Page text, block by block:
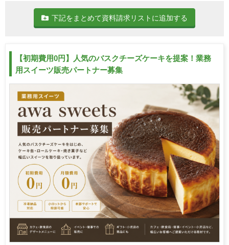
下記をまとめて資料請求リストに追加する
【初期費用0円】人気のバスクチーズケーキを提案！業務
用スイーツ販売パートナー募集